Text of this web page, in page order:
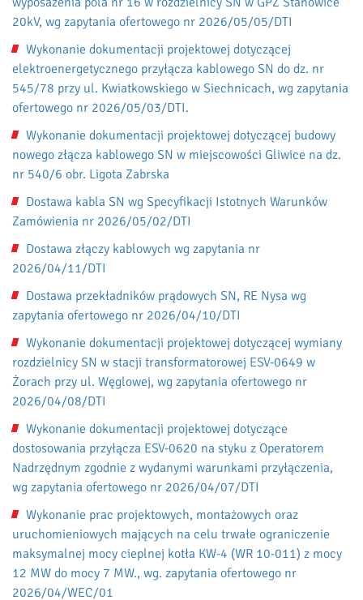
20kV, wg zapytania ofertowego nr 2026/05/05/DTI
Wykonanie dokumentacji projektowej dotyczącej
elektroenergetycznego przyłącza kablowego SN do dz. nr
545/78 przy ul. Kwiatkowskiego w Siechnicach, wg zapytania
ofertowego nr 2026/05/03/DTI.
Wykonanie dokumentacji projektowej dotyczącej budowy
nowego złącza kablowego SN w miejscowości Gliwice na dz.
nr 540/6 obr. Ligota Zabrska
Dostawa kabla SN wg Specyfikacji Istotnych Warunków
Zamówienia nr 2026/05/02/DTI
Dostawa złączy kablowych wg zapytania nr
2026/04/11/DTI
Dostawa przekładników prądowych SN, RE Nysa wg
zapytania ofertowego nr 2026/04/10/DTI
Wykonanie dokumentacji projektowej dotyczącej wymiany
rozdzielnicy SN w stacji transformatorowej ESV-0649 w
Żorach przy ul. Węglowej, wg zapytania ofertowego nr
2026/04/08/DTI
Wykonanie dokumentacji projektowej dotyczące
dostosowania przyłącza ESV-0620 na styku z Operatorem
Nadrzędnym zgodnie z wydanymi warunkami przyłączenia,
wg zapytania ofertowego nr 2026/04/07/DTI
Wykonanie prac projektowych, montażowych oraz
uruchomieniowych mających na celu trwałe ograniczenie
maksymalnej mocy cieplnej kotła KW-4 (WR 10-011) z mocy
12 MW do mocy 7 MW., wg. zapytania ofertowego nr
2026/04/WEC/01